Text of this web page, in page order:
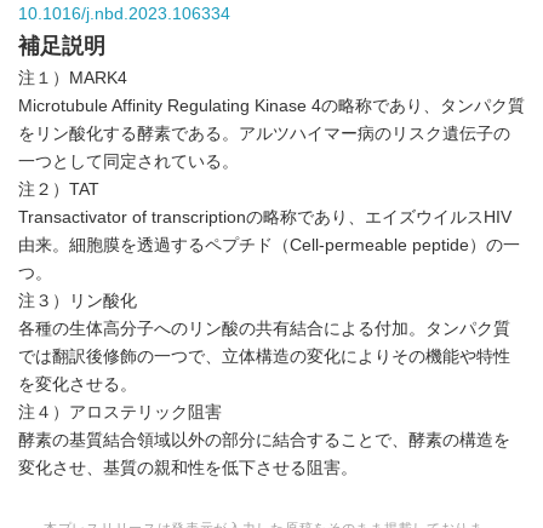
10.1016/j.nbd.2023.106334
補足説明
注１）MARK4
Microtubule Affinity Regulating Kinase 4の略称であり、タンパク質
をリン酸化する酵素である。アルツハイマー病のリスク遺伝子の
一つとして同定されている。
注２）TAT
Transactivator of transcriptionの略称であり、エイズウイルスHIV
由来。細胞膜を透過するペプチド（Cell-permeable peptide）の一
つ。
注３）リン酸化
各種の生体高分子へのリン酸の共有結合による付加。タンパク質
では翻訳後修飾の一つで、立体構造の変化によりその機能や特性
を変化させる。
注４）アロステリック阻害
酵素の基質結合領域以外の部分に結合することで、酵素の構造を
変化させ、基質の親和性を低下させる阻害。